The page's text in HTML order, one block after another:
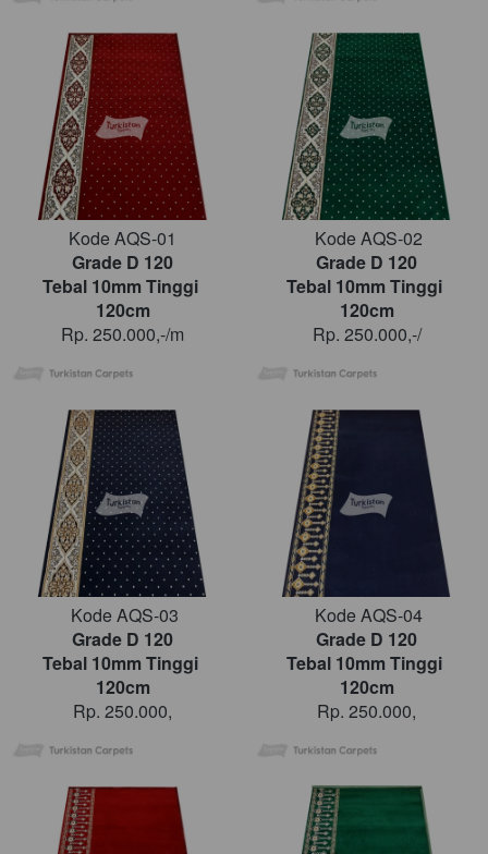
Kode AQS-01
Grade D 120
Tebal 10mm Tinggi
120cm
Rp. 250.000,-/m
Kode AQS-02
Grade D 120
Tebal 10mm Tinggi
120cm
Rp. 250.000,-/
Kode AQS-03
Grade D 120
Tebal 10mm Tinggi
120cm
Rp. 250.000,
Kode AQS-04
Grade D 120
Tebal 10mm Tinggi
120cm
Rp. 250.000,